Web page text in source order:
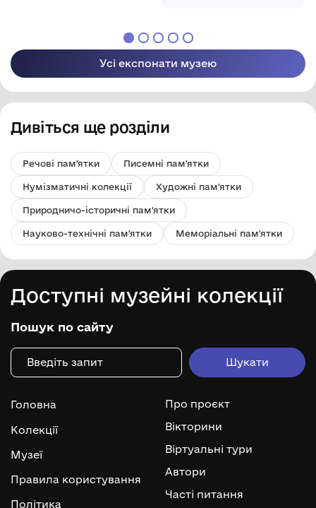
Усі експонати музею
Дивіться ще розділи
Речові пам'ятки Писемні пам'ятки
Нумізматичні колекції Художні пам'ятки
Природничо-історичні пам'ятки
Науково-технічні пам'ятки Меморіальні пам'ятки
Доступні музейні колекції
Пошук по сайту
Головна
Колекції
Музеї
Правила користування
Політика
Про проєкт
Вікторини
Віртуальні тури
Автори
Часті питання